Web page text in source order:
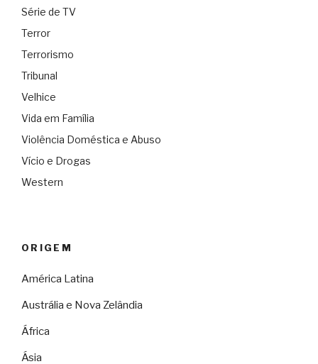
Série de TV
Terror
Terrorismo
Tribunal
Velhice
Vida em Família
Violência Doméstica e Abuso
Vício e Drogas
Western
ORIGEM
América Latina
Austrália e Nova Zelândia
África
Ásia